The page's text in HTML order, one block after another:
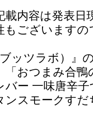
載内容は発表
もございます
ッツラボ）』
「おつまみ合
バー 一味唐辛
ンスモークす